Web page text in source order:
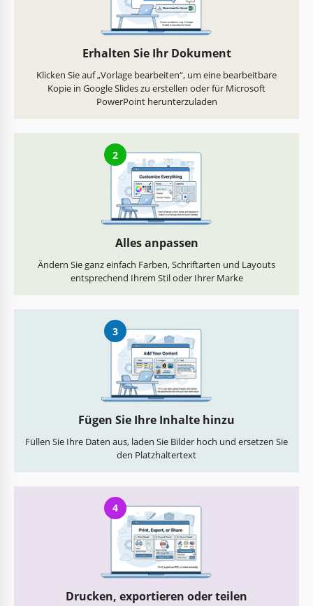
Erhalten Sie Ihr Dokument
Klicken Sie auf „Vorlage bearbeiten“, um eine bearbeitbare
Kopie in Google Slides zu erstellen oder für Microsoft
PowerPoint herunterzuladen
2
Alles anpassen
Ändern Sie ganz einfach Farben, Schriftarten und Layouts
entsprechend Ihrem Stil oder Ihrer Marke
3
Fügen Sie Ihre Inhalte hinzu
Füllen Sie Ihre Daten aus, laden Sie Bilder hoch und ersetzen Sie
den Platzhaltertext
4
Drucken, exportieren oder teilen